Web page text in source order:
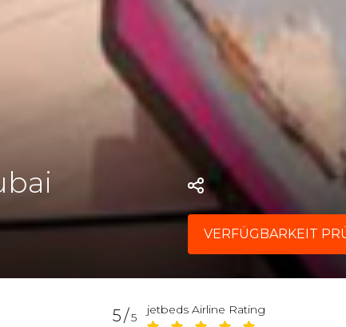
VERFÜGBARKEIT
5/5
jetbeds Airline Rating